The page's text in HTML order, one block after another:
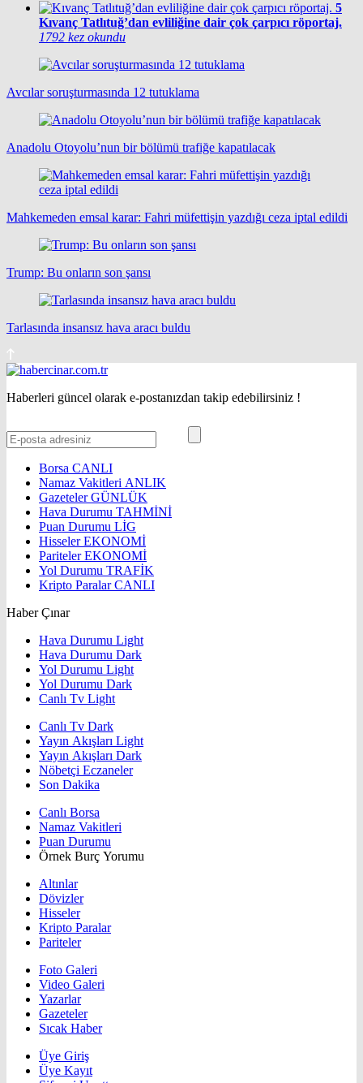
5
Kıvanç Tatlıtuğ’dan evliliğine dair çok çarpıcı röportaj.
1792 kez okundu
Avcılar soruşturmasında 12 tutuklama
Anadolu Otoyolu’nun bir bölümü trafiğe kapatılacak
Mahkemeden emsal karar: Fahri müfettişin yazdığı ceza iptal edildi
Trump: Bu onların son şansı
Tarlasında insansız hava aracı buldu
Haberleri güncel olarak e-postanızdan takip edebilirsiniz !
Borsa CANLI
Namaz Vakitleri ANLIK
GazetelerGÜNLÜK
Hava Durumu TAHMİNİ
Puan Durumu LİG
HisselerEKONOMİ
ParitelerEKONOMİ
Yol Durumu TRAFİK
Kripto ParalarCANLI
Haber Çınar
Hava Durumu Light
Hava Durumu Dark
Yol Durumu Light
Yol Durumu Dark
Canlı Tv Light
Canlı Tv Dark
Yayın Akışları Light
Yayın Akışları Dark
Nöbetçi Eczaneler
Son Dakika
Canlı Borsa
Namaz Vakitleri
Puan Durumu
Örnek Burç Yorumu
Altınlar
Dövizler
Hisseler
Kripto Paralar
Pariteler
Foto Galeri
Video Galeri
Yazarlar
Gazeteler
Sıcak Haber
Üye Giriş
Üye Kayıt